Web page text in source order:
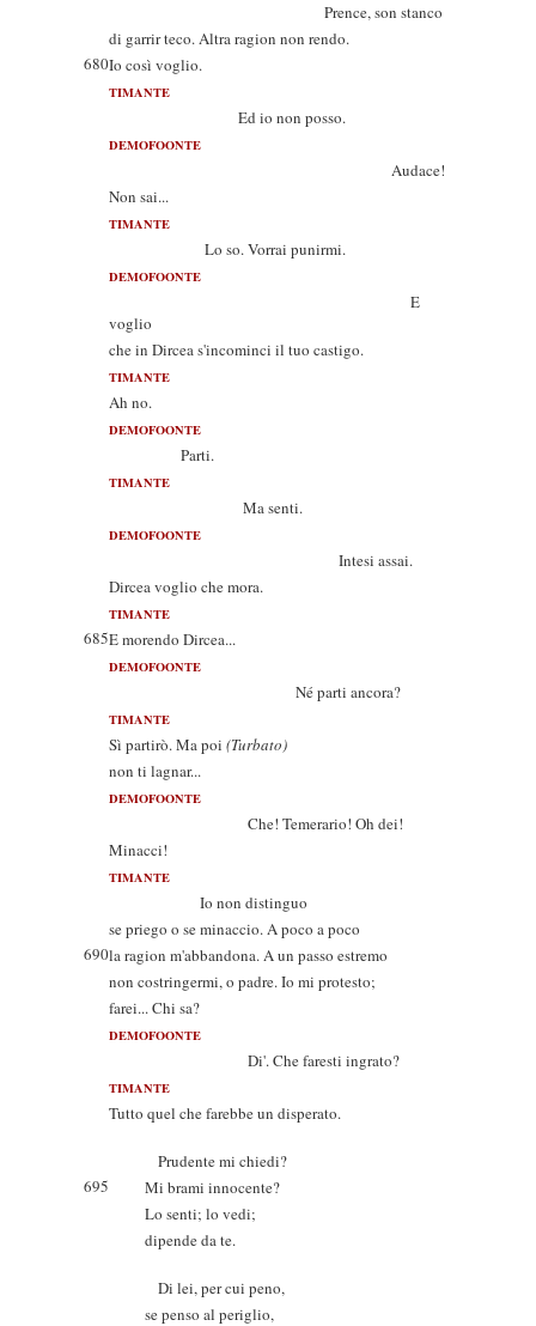
Prence, son stanco
di garrir teco. Altra ragion non rendo.
680Io così voglio.
TIMANTE
Ed io non posso.
DEMOFOONTE
Audace!
Non sai...
TIMANTE
Lo so. Vorrai punirmi.
DEMOFOONTE
E
voglio
che in Dircea s'incominci il tuo castigo.
TIMANTE
Ah no.
DEMOFOONTE
Parti.
TIMANTE
Ma senti.
DEMOFOONTE
Intesi assai.
Dircea voglio che mora.
TIMANTE
685E morendo Dircea...
DEMOFOONTE
Né parti ancora?
TIMANTE
Sì partirò. Ma poi (Turbato)
non ti lagnar...
DEMOFOONTE
Che! Temerario! Oh dei!
Minacci!
TIMANTE
Io non distinguo
se priego o se minaccio. A poco a poco
690la ragion m'abbandona. A un passo estremo
non costringermi, o padre. Io mi protesto;
farei... Chi sa?
DEMOFOONTE
Di'. Che faresti ingrato?
TIMANTE
Tutto quel che farebbe un disperato.
Prudente mi chiedi?
695
Mi brami innocente?
Lo senti; lo vedi;
dipende da te.
Di lei, per cui peno,
se penso al periglio,